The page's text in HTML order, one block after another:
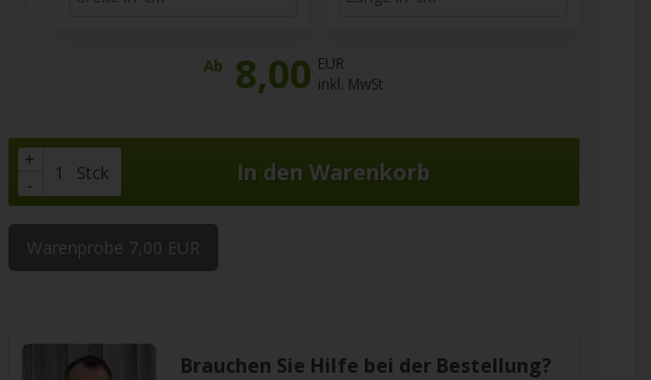
Ab 8,00 EUR
inkl. MwSt
+
-
Stck
Warenprobe 7,00 EUR
Brauchen Sie Hilfe bei der Bestellung?